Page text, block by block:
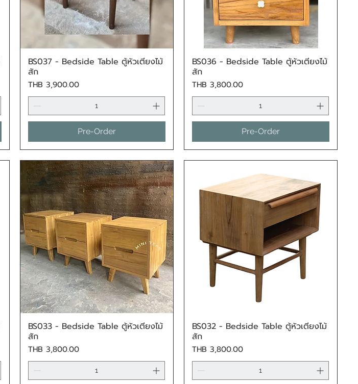
Quick View
BS037 - Bedside Table ตู้หัวเตียงไม้
สัก
Price
THB 3,900.00
Pre-Order
Quick View
BS036 - Bedside Table ตู้หัวเตียงไม้
สัก
Price
THB 3,800.00
Pre-Order
Quick View
BS033 - Bedside Table ตู้หัวเตียงไม้
สัก
Price
THB 3,800.00
Quick View
BS032 - Bedside Table ตู้หัวเตียงไม้
สัก
Price
THB 3,800.00